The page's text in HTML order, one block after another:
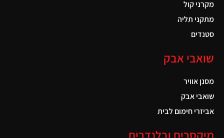
מקרני קול
מתקני תליה
סטנדים
שואבי אבק
מסנן אוויר
שואבי אבק
אביזרי חימום לבית